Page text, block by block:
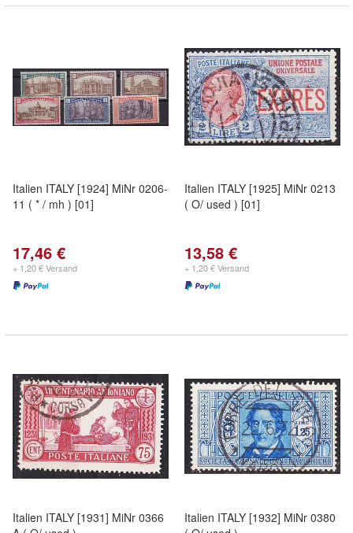
Italien ITALY [1924] MiNr 0206-
11 ( * / mh ) [01]
17,46 €
+ 1,20 € Versand
Italien ITALY [1925] MiNr 0213
( O/ used ) [01]
13,58 €
+ 1,20 € Versand
Italien ITALY [1931] MiNr 0366
Italien ITALY [1932] MiNr 0380